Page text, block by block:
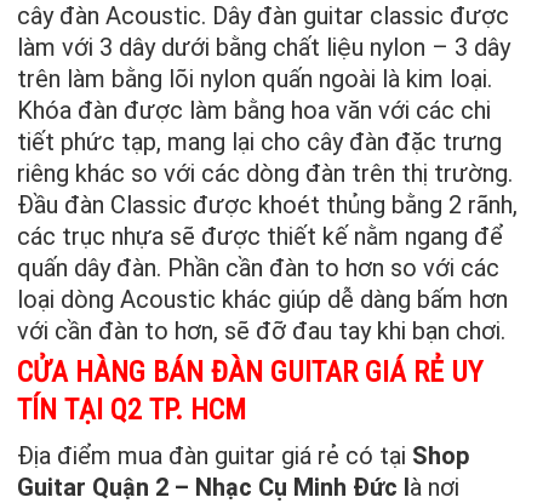
cây đàn Acoustic. Dây đàn guitar classic được
làm với 3 dây dưới bằng chất liệu nylon – 3 dây
trên làm bằng lõi nylon quấn ngoài là kim loại.
Khóa đàn được làm bằng hoa văn với các chi
tiết phức tạp, mang lại cho cây đàn đặc trưng
riêng khác so với các dòng đàn trên thị trường.
Đầu đàn Classic được khoét thủng bằng 2 rãnh,
các trục nhựa sẽ được thiết kế nằm ngang để
quấn dây đàn. Phần cần đàn to hơn so với các
loại dòng Acoustic khác giúp dễ dàng bấm hơn
với cần đàn to hơn, sẽ đỡ đau tay khi bạn chơi.
CỬA HÀNG BÁN ĐÀN GUITAR GIÁ RẺ UY
TÍN TẠI Q2 TP. HCM
Địa điểm mua đàn guitar giá rẻ có tại Shop
Guitar Quận 2 – Nhạc Cụ Minh Đức là nơi